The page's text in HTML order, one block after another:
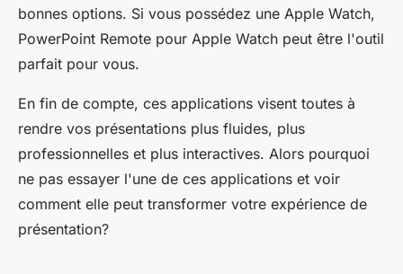
bonnes options. Si vous possédez une Apple Watch,
PowerPoint Remote pour Apple Watch peut être l'outil
parfait pour vous.
En fin de compte, ces applications visent toutes à
rendre vos présentations plus fluides, plus
professionnelles et plus interactives. Alors pourquoi
ne pas essayer l'une de ces applications et voir
comment elle peut transformer votre expérience de
présentation?